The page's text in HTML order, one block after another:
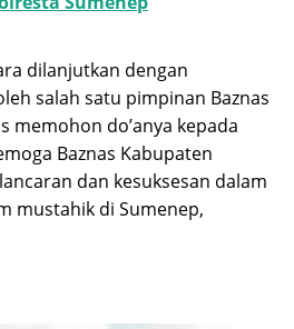
dilanjutkan dengan
salah satu pimpinan Baznas
memohon do’anya kepada
Baznas Kabupaten
dan kesuksesan dalam
mustahik di Sumenep,